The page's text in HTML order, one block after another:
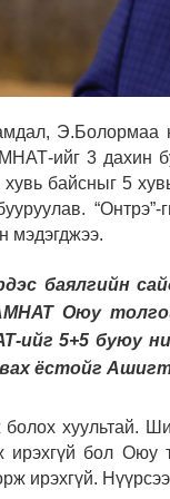
Э.Болормаа
ийг 3 дахин
байсныг 5
мэдэгджээ.
баялгийн
Оюу
ийг 5+5 буюу
ёстойг
хуультай.
ирэхгүй бол Оюу
орж ирэхгүй.